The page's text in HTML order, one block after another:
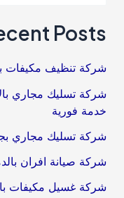
Posts
شركة تنظيف مكيفات
خدمة فورية
شركة تسليك مجاري بجدة 0545715016
شركة صيانة افران بالدمام
شركة غسيل مكيفات بالدمام